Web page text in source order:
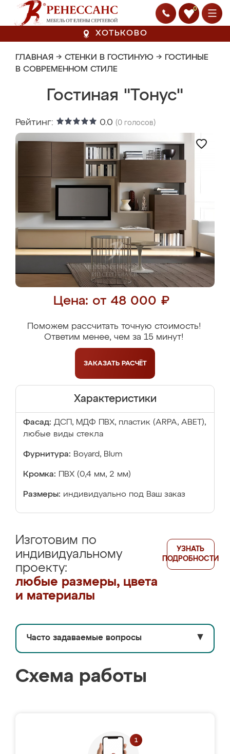
0
ХОТЬКОВО
ГЛАВНАЯ → СТЕНКИ В ГОСТИНУЮ → ГОСТИНЫЕ
В СОВРЕМЕННОМ СТИЛЕ
Гостиная "Тонус"
Рейтинг: 0.0 (0 голосов)
Цена: от 48 000 ₽
Поможем рассчитать точную стоимость!
Ответим менее, чем за 15 минут!
ЗАКАЗАТЬ РАСЧЁТ
Характеристики
Фасад: ДСП, МДФ ПВХ, пластик (ARPA, ABET),
любые виды стекла
Фурнитура: Boyard, Blum
Кромка: ПВХ (0,4 мм, 2 мм)
Размеры: индивидуально под Ваш заказ
Изготовим по
индивидуальному
проекту:
любые размеры, цвета
и материалы
УЗНАТЬ
ПОДРОБНОСТИ
Часто задаваемые вопросы ▼
Схема работы